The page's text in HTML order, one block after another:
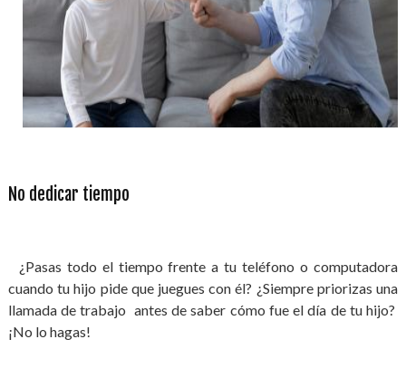
No dedicar tiempo
¿Pasas todo el tiempo frente a tu teléfono o computadora
cuando tu hijo pide que juegues con él? ¿Siempre priorizas una
llamada de trabajo antes de saber cómo fue el día de tu hijo?
¡No lo hagas!